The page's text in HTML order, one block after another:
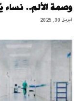
وصمة الألم..
أبريل 30, 2025